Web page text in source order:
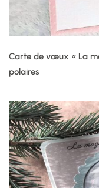
Carte de vœux « La
polaires